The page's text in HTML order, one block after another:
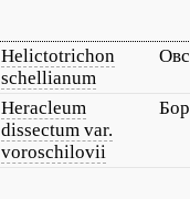
Helictotrichon
schellianum
Heracleum
dissectum var.
voroschilovii